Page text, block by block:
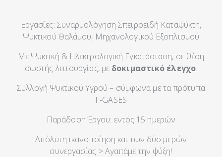
Εργασίες: Συναρμολόγηση Σπειροειδή Καταψύκτη,
Ψυκτικού Θαλάμου, Μηχανολογικού Εξοπλισμού
Με Ψυκτική & Ηλεκτρολογική Εγκατάσταση, σε θέση
σωστής λειτουργίας, με δοκιμαστικό έλεγχο.
Συλλογή Ψυκτικού Υγρού – σύμφωνα με τα πρότυπα
F-GASES
Παράδοση Έργου: εντός 15 ημερών
Απόλυτη ικανοποίηση και των δύο μερών
συνεργασίας > Αγαπάμε την ψύξη!